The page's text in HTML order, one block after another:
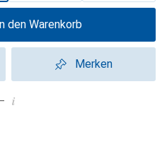
den Warenkorb
Merken
i